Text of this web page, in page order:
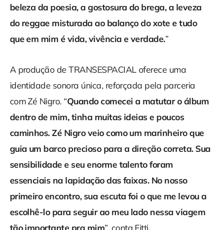
beleza da poesia, a gostosura do brega, a leveza
do reggae misturada ao balanço do xote e tudo
que em mim é vida, vivência e verdade.”
A produção de TRANSESPACIAL oferece uma
identidade sonora única, reforçada pela parceria
com Zé Nigro. “Quando comecei a matutar o álbum
dentro de mim, tinha muitas ideias e poucos
caminhos. Zé Nigro veio como um marinheiro que
guia um barco precioso para a direção correta. Sua
sensibilidade e seu enorme talento foram
essenciais na lapidação das faixas. No nosso
primeiro encontro, sua escuta foi o que me levou a
escolhê-lo para seguir ao meu lado nessa viagem
tão importante pra mim”, conta Fitti.